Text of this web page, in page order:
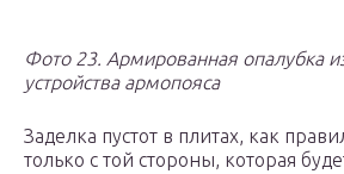
Фото 23. Армированная опалубка
устройства армопояса
Заделка пустот в плитах, как
только с той стороны, которая